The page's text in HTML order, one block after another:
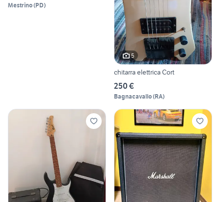
Mestrino(PD)
5
chitarra elettrica Cort
250 €
Bagnacavallo(RA)